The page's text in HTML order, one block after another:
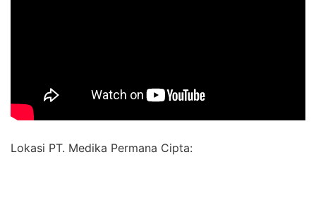
Lokasi PT. Medika Permana Cipta: